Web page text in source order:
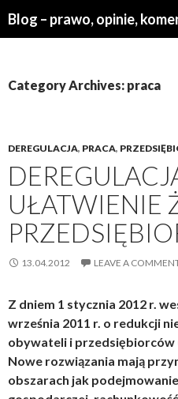
Category Archives: praca
DEREGULACJA, PRACA,
UŁATWIENIE
13.04.2012 LEAVE A
Z dniem 1 stycznia 2012 r.
września 2011 r. o redukcji
obywateli i przedsiębiorców
Nowe rozwiązania mają
obszarach jak